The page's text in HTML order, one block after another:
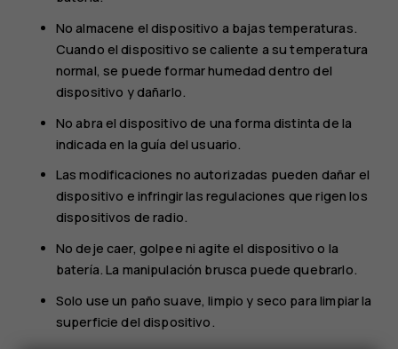
No almacene el dispositivo a bajas temperaturas.
Cuando el dispositivo se caliente a su temperatura
normal, se puede formar humedad dentro del
dispositivo y dañarlo.
No abra el dispositivo de una forma distinta de la
indicada en la guía del usuario.
Las modificaciones no autorizadas pueden dañar el
dispositivo e infringir las regulaciones que rigen los
dispositivos de radio.
No deje caer, golpee ni agite el dispositivo o la
batería. La manipulación brusca puede quebrarlo.
Solo use un paño suave, limpio y seco para limpiar la
superficie del dispositivo.